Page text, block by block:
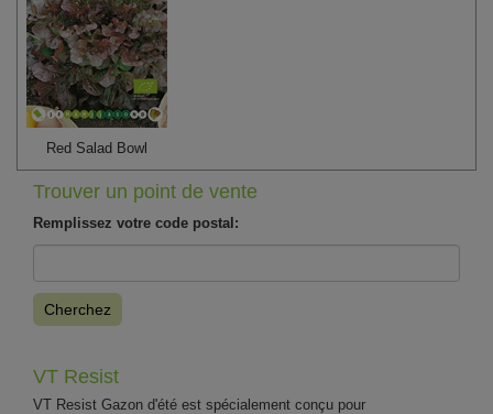
Red Salad Bowl
Trouver un point de vente
Remplissez votre code postal:
Cherchez
VT Resist
VT Resist Gazon d'été est spécialement conçu pour